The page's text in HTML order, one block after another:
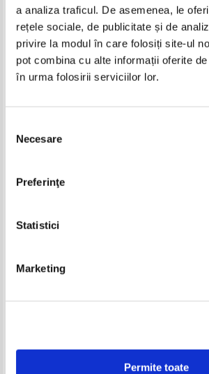
a analiza traficul. De asemenea, le
rețele sociale, de publicitate și de
privire la modul în care folosiți site-ul
pot combina cu alte informații oferite
în urma folosirii serviciilor lor.
consimțământului
Necesare
Preferinţe
Statistici
Marketing
Permite toate
Henri Charriere - Papillon
Henri
de l'aventure de Papillon